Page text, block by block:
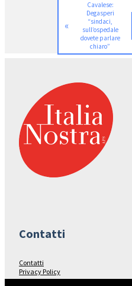
«
Cavalese:
Degasperi
“sindaci,
sull’ospedale
dovete parlare
chiaro”
Contatti
Contatti
Privacy Policy